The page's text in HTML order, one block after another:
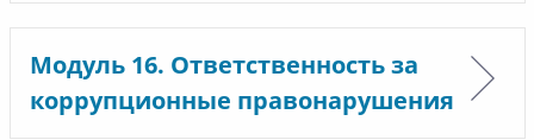
Модуль 16. Ответственность за
коррупционные правонарушения